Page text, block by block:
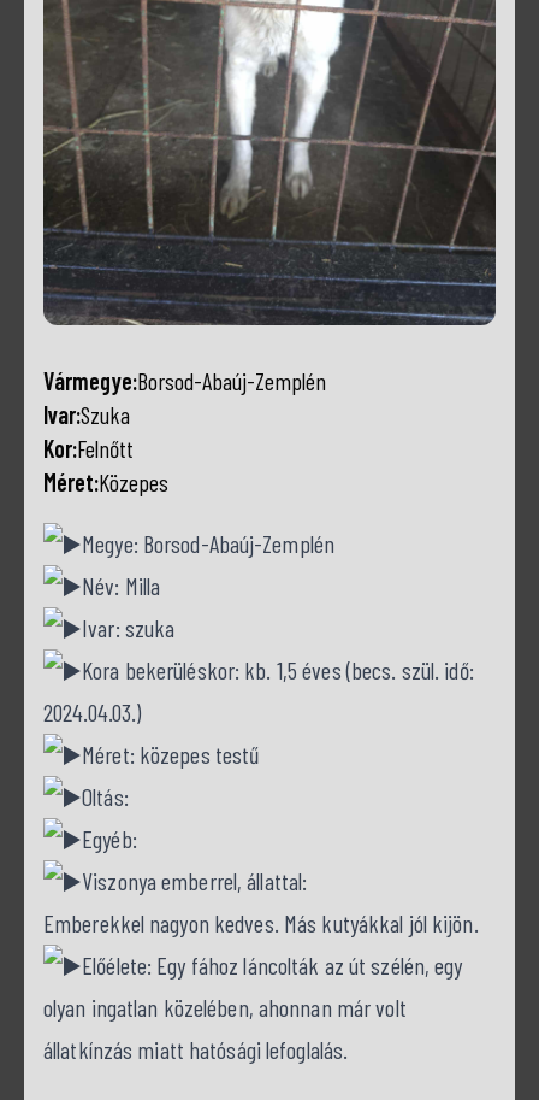
Vármegye:Borsod-Abaúj-Zemplén
Ivar:Szuka
Kor:Felnőtt
Méret:Közepes
Megye: Borsod-Abaúj-Zemplén
Név: Milla
Ivar: szuka
Kora bekerüléskor: kb. 1,5 éves (becs. szül. idő:
2024.04.03.)
Méret: közepes testű
Oltás:
Egyéb:
Viszonya emberrel, állattal:
Emberekkel nagyon kedves. Más kutyákkal jól kijön.
Előélete: Egy fához láncolták az út szélén, egy
olyan ingatlan közelében, ahonnan már volt
állatkínzás miatt hatósági lefoglalás.